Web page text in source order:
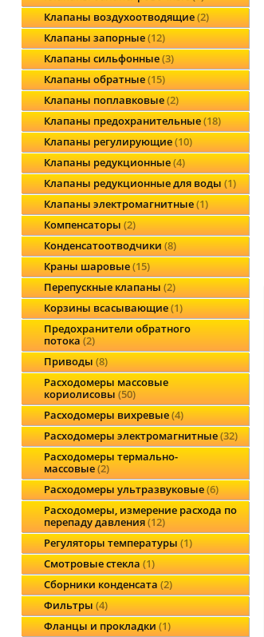
Клапаны воздухоотводящие 2
Клапаны запорные 12
Клапаны сильфонные 3
Клапаны обратные 15
Клапаны поплавковые 2
Клапаны предохранительные 18
Клапаны регулирующие 10
Клапаны редукционные 4
Клапаны редукционные для воды 1
Клапаны электромагнитные 1
Компенсаторы 2
Конденсатоотводчики 8
Краны шаровые 15
Перепускные клапаны 2
Корзины всасывающие 1
Предохранители обратного
потока 2
Приводы 8
Расходомеры массовые
кориолисовы 50
Расходомеры вихревые 4
Расходомеры электромагнитные 32
Расходомеры термально-
массовые 2
Расходомеры ультразвуковые 6
Расходомеры, измерение расхода по
перепаду давления 12
Регуляторы температуры 1
Смотровые стекла 1
Сборники конденсата 2
Фильтры 4
Фланцы и прокладки 1